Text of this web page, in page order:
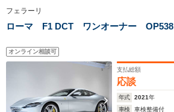
フェラーリ
ローマ F1 DCT ワンオーナー OP538
オンライン相談可
支払総額
応談
年式 2021年
車検
車検整備付